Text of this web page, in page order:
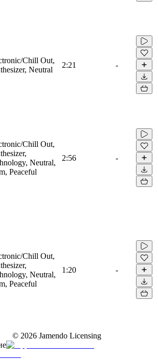
Chill Out,
Neutral
2:21 -
Chill Out,
Neutral,
Peaceful
2:56 -
Chill Out,
Neutral,
Peaceful
1:20 -
© 2026 Jamendo Licensing